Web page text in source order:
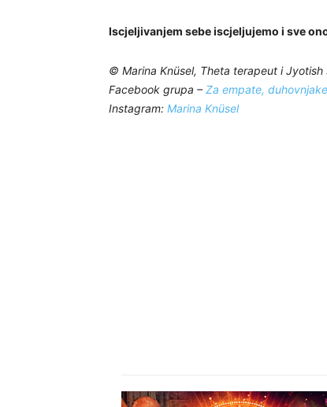
Iscjeljivanjem sebe iscjeljujemo i sve
© Marina Knüsel, Theta terapeut i Jyotish
Facebook grupa –Za empate,
Instagram: Marina Knüsel